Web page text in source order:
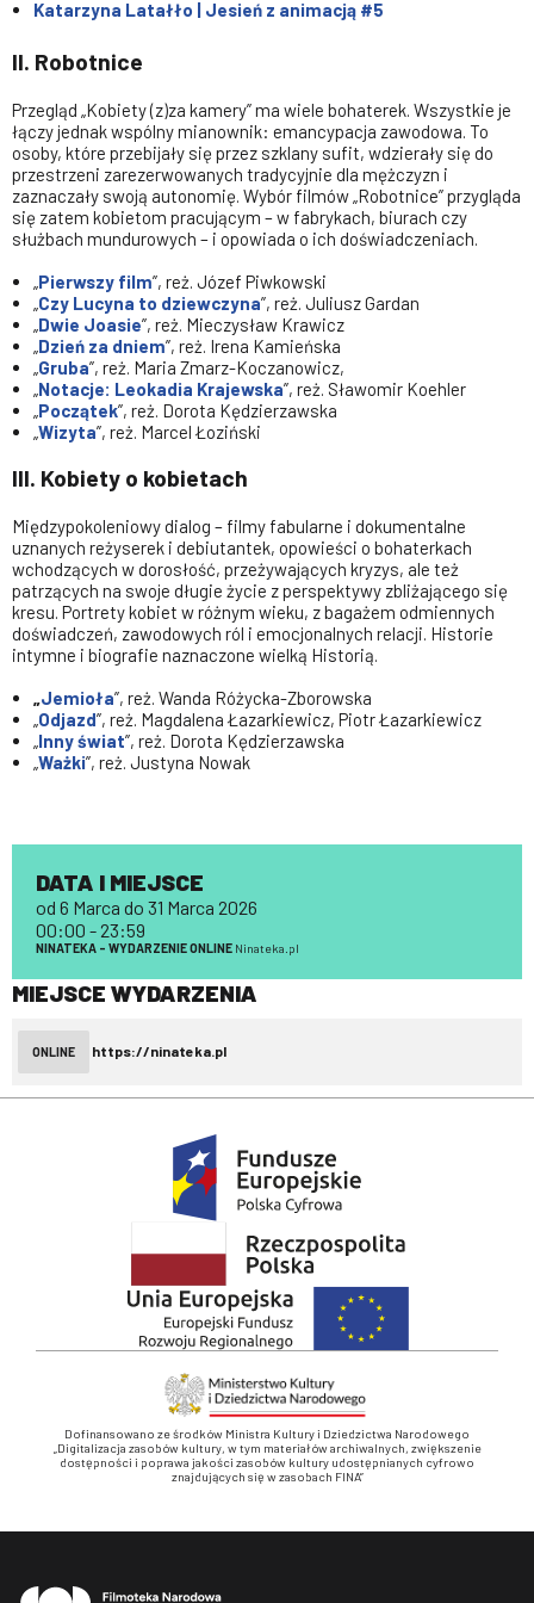
Katarzyna Latałło | Jesień z animacją #5
II. Robotnice
Przegląd „Kobiety (z)za kamery” ma wiele bohaterek. Wszystkie je
łączy jednak wspólny mianownik: emancypacja zawodowa. To
osoby, które przebijały się przez szklany sufit, wdzierały się do
przestrzeni zarezerwowanych tradycyjnie dla mężczyzn i
zaznaczały swoją autonomię. Wybór filmów „Robotnice” przygląda
się zatem kobietom pracującym – w fabrykach, biurach czy
służbach mundurowych – i opowiada o ich doświadczeniach.
„Pierwszy film”, reż. Józef Piwkowski
„Czy Lucyna to dziewczyna”, reż. Juliusz Gardan
„Dwie Joasie”, reż. Mieczysław Krawicz
„Dzień za dniem”, reż. Irena Kamieńska
„Gruba”, reż. Maria Zmarz-Koczanowicz,
„Notacje: Leokadia Krajewska”, reż. Sławomir Koehler
„Początek”, reż. Dorota Kędzierzawska
„Wizyta”, reż. Marcel Łoziński
III. Kobiety o kobietach
Międzypokoleniowy dialog – filmy fabularne i dokumentalne
uznanych reżyserek i debiutantek, opowieści o bohaterkach
wchodzących w dorosłość, przeżywających kryzys, ale też
patrzących na swoje długie życie z perspektywy zbliżającego się
kresu. Portrety kobiet w różnym wieku, z bagażem odmiennych
doświadczeń, zawodowych ról i emocjonalnych relacji. Historie
intymne i biografie naznaczone wielką Historią.
„Jemioła”, reż. Wanda Różycka-Zborowska
„Odjazd”, reż. Magdalena Łazarkiewicz, Piotr Łazarkiewicz
„Inny świat”, reż. Dorota Kędzierzawska
„Ważki”, reż. Justyna Nowak
DATA I MIEJSCE
od 6 Marca do 31 Marca 2026
00:00 - 23:59
NINATEKA – WYDARZENIE ONLINE Ninateka.pl
MIEJSCE WYDARZENIA
ONLINE https://ninateka.pl
Dofinansowano ze środków Ministra Kultury i Dziedzictwa Narodowego
„Digitalizacja zasobów kultury, w tym materiałów archiwalnych, zwiększenie
dostępności i poprawa jakości zasobów kultury udostępnianych cyfrowo
znajdujących się w zasobach FINA”